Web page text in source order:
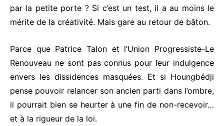
par la petite porte ? Si c’est un test, il a au moins le
mérite de la créativité. Mais gare au retour de bâton.
Parce que Patrice Talon et l’Union Progressiste-Le
Renouveau ne sont pas connus pour leur indulgence
envers les dissidences masquées. Et si Houngbédji
pense pouvoir relancer son ancien parti dans l’ombre,
il pourrait bien se heurter à une fin de non-recevoir…
et à la rigueur de la loi.